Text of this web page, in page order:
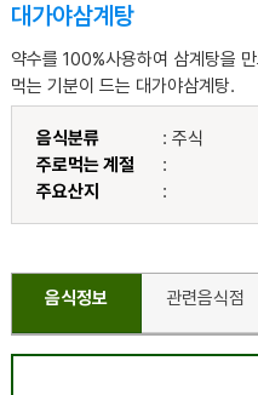
대가야삼계탕
약수를 100%사용하여 삼계탕을
먹는 기분이 드는 대가야삼계탕.
음식분류
: 주식
주로먹는 계절
:
주요산지
:
음식정보 관련음식점